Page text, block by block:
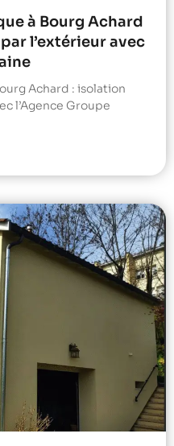
à Bourg Achard
l’extérieur avec
Achard : isolation
l’Agence Groupe